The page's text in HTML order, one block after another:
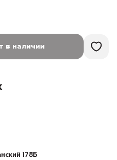
в наличии
178Б